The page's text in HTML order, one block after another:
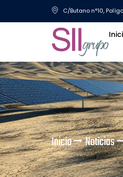
C/Butano n°10,
Inicio⭢Noticias